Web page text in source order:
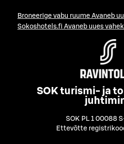
Broneerige vabu ruume Avaneb
Sokoshotels.fi Avaneb uues
SOK turismi- ja
SOK PL 1 00088
Ettevõtte